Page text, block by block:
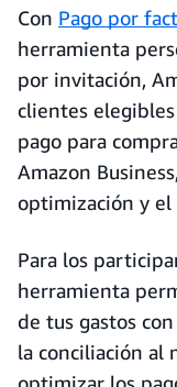
Con Pago por
herramienta
por invitación,
clientes
pago para
Amazon
optimización y el
Para los
herramienta
de tus gastos
la conciliación al